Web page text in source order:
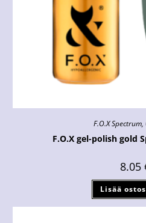
F.O.X Spectrum,
F.O.X gel-polish gold
8.05
Lisää